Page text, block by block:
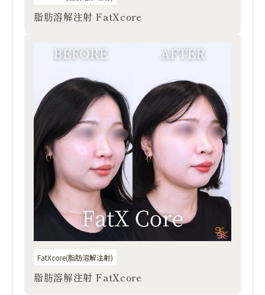
脂肪溶解注射 FatXcore
FatXcore(脂肪溶解注射)
脂肪溶解注射 FatXcore